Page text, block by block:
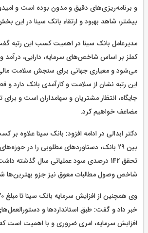
و برنامه‌ریزی‌های دقیق و مدون بوده است و
بیشتر، شاهد بهبود و ارتقاء بانک سینا در این
مدیرعامل بانک سینا در اهمیت کسب این رتبه
کملز بر اساس شاخص‌های سرمایه، دارایی، درآمد
می‌شود و معیاری جهانی برای سنجش سلامت
این رتبه نشان از سلامت و کارآمدی بانک دارد و
جایگاه، انتظار مشتریان و سهامداران است و
مضاعف خواهیم کرد.
دکتر ابدالی در ادامه افزود: بانک سینا علاوه
بین 29 بانک، دستاوردهای مطلوبی را در
تحقق 142 درصدی سود عملیاتی سال گذشته
شاخص وصول مطالبات معوق نیز جزو بهترین‌ها
خبر داد و گفت: طبق استانداردها و
افزایش سرمایه، امری ضروری و با اهمیت است که